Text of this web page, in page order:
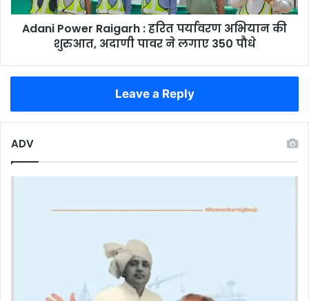
शुरुआत,
अदाणीAdani Power Raigarh : हरित पर्यावरण अभियान की
शुरुआत, अदाणी पावर ने लगाए 350 पौधे
Leave a Reply
ADV